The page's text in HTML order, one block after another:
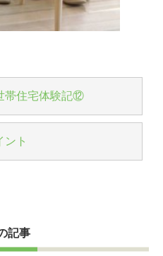
帯住宅体験記⑫
ント
記事